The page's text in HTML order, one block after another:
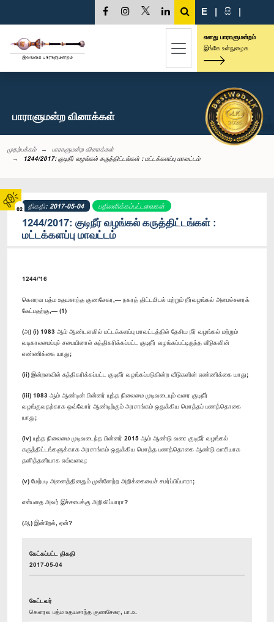
02
E | සි |
எனது பாராளுமன்றம்
இங்கே உள்நுழைக
பாராளுமன்ற வினாக்கள்
முதற்பக்கம்
பாராளுமன்ற வினாக்கள்
1244/2017: குடிநீர் வழங்கல் கருத்திட்டங்கள் : மட்டக்களப்பு மாவட்டம்
திகதி: 2017-05-04 பதிலளிக்கப்பட்டவைகள்
1244/2017: குடிநீர் வழங்கல் கருத்திட்டங்கள் :
மட்டக்களப்பு மாவட்டம்
1244/'16
கௌரவ பத்ம உதயசாந்த குணசேகர,— நகரத் திட்டமிடல் மற்றும் நீர்வழங்கல் அமைச்சரைக்
கேட்பதற்கு,— (1)
(அ) (i) 1983 ஆம் ஆண்டளவில் மட்டக்களப்பு மாவட்டத்தில் தேசிய நீர் வழங்கல் மற்றும்
வடிகாலமைப்புச் சபையினால் சுத்திகரிக்கப்பட்ட குடிநீர் வழங்கப்பட்டிருந்த வீடுகளின்
எண்ணிக்கை யாது;
(ii) இன்றளவில் சுத்திகரிக்கப்பட்ட குடிநீர் வழங்கப்படுகின்ற வீடுகளின் எண்ணிக்கை யாது;
(iii) 1983 ஆம் ஆண்டின் பின்னர் யுத்த நிலைமை முடிவடையும் வரை குடிநீர்
வழங்குவதற்காக ஒவ்வோர் ஆண்டிற்கும் அரசாங்கம் ஒதுக்கிய மொத்தப் பணத்தொகை
யாது;
(iv) யுத்த நிலைமை முடிவடைந்த பின்னர் 2015 ஆம் ஆண்டு வரை குடிநீர் வழங்கல்
கருத்திட்டங்களுக்காக அரசாங்கம் ஒதுக்கிய மொத்த பணத்தொகை ஆண்டு வாரியாக
தனித்தனியாக எவ்வளவு;
(v) மேற்படி அனைத்தினதும் முன்னேற்ற அறிக்கையைச் சமர்ப்பிப்பாரா;
என்பதை அவர் இச்சபைக்கு அறிவிப்பாரா?
(ஆ) இன்றேல், ஏன்?
கேட்கப்பட்ட திகதி
2017-05-04
கேட்டவர்
கௌரவ பத்ம உதயசாந்த குணசேகர, பா.உ.